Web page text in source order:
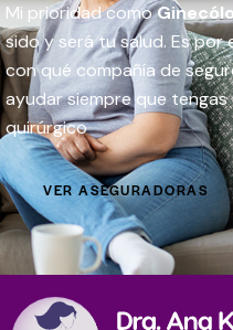
Mi prioridad como
sido y será tu salud. Es
con qué compañía de
ayudar siempre que
quirúrgico
VER ASEGURADORAS